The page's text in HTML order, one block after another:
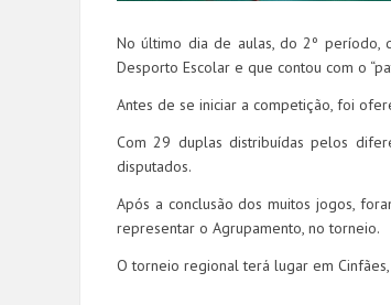
No último dia de aulas, do 2º período,
Desporto Escolar e que contou com o
Antes de se iniciar a competição, foi
Com 29 duplas distribuídas pelos
disputados.
Após a conclusão dos muitos jogos,
representar o Agrupamento, no torneio.
O torneio regional terá lugar em